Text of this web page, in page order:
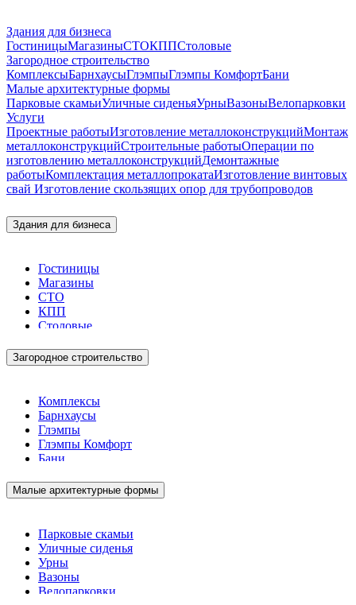
Здания для бизнеса
ГостиницыМагазиныСТОКППСтоловые
Загородное строительство
КомплексыБарнхаусыГлэмпыГлэмпы КомфортБани
Малые архитектурные формы
Парковые скамьиУличные сиденьяУрныВазоныВелопарковки
Услуги
Проектные работыИзготовление металлоконструкцийМонтаж
металлоконструкцийСтроительные работыОперации по
изготовлению металлоконструкцийДемонтажные
работыКомплектация металлопрокатаИзготовление винтовых
свай Изготовление скользящих опор для трубопроводов
Здания для бизнеса
Гостиницы
Магазины
СТО
КПП
Столовые
Загородное строительство
Комплексы
Барнхаусы
Глэмпы
Глэмпы Комфорт
Бани
Малые архитектурные формы
Парковые скамьи
Уличные сиденья
Урны
Вазоны
Велопарковки